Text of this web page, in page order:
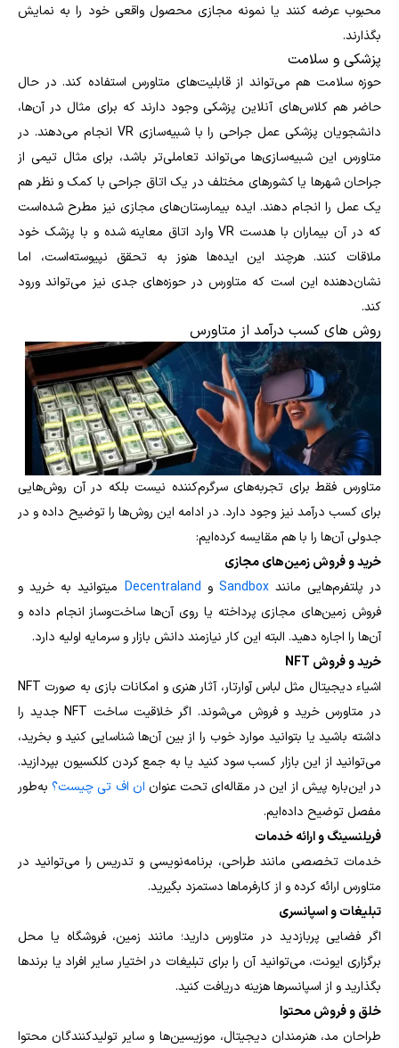
محبوب عرضه کنند یا نمونه مجازی محصول واقعی خود را به نمایش
بگذارند.
پزشکی و سلامت
حوزه سلامت هم می‌تواند از قابلیت‌های متاورس استفاده کند. در حال
حاضر هم کلاس‌های آنلاین پزشکی وجود دارند که برای مثال در آن‌ها،
دانشجویان پزشکی عمل جراحی را با شبیه‌سازی VR انجام می‌دهند. در
متاورس این شبیه‌سازی‌ها می‌تواند تعاملی‌تر باشد، برای مثال تیمی از
جراحان شهرها یا کشورهای مختلف در یک اتاق جراحی با کمک و نظر هم
یک عمل را انجام دهند. ایده بیمارستان‌های مجازی نیز مطرح شده‌است
که در آن بیماران با هدست VR وارد اتاق معاینه شده و با پزشک خود
ملاقات کنند. هرچند این ایده‌‎ها هنوز به تحقق نپیوسته‌است، اما
نشان‌‎دهنده این است که متاورس در حوزه‌های جدی نیز می‌تواند ورود
کند.
روش های کسب درآمد از متاورس
متاورس فقط برای تجربه‌های سرگرم‌کننده نیست بلکه در آن روش‌هایی
برای کسب درآمد نیز وجود دارد. در ادامه این روش‌ها را توضیح داده و در
جدولی آن‌ها را با هم مقایسه کرده‌ایم:
خرید و فروش زمین‌های مجازی
در پلتفرم‌هایی مانندSandbox و Decentraland
می‎توانید به خرید و
فروش زمین‌های مجازی پرداخته یا روی آن‌ها ساخت‌وساز انجام داده و
آن‌ها را اجاره دهید. البته این کار نیازمند دانش بازار و سرمایه اولیه دارد.
خرید و فروش NFT
اشیاء دیجیتال مثل لباس آوارتار، آثار هنری و امکانات بازی به صورت NFT
در متاورس خرید و فروش می‌شوند. اگر خلاقیت ساخت NFT جدید را
داشته باشید یا بتوانید موارد خوب را از بین آن‌ها شناسایی کنید و بخرید،
می‌توانید از این بازار کسب سود کنید یا به جمع کردن کلکسیون بپردازید.
در این‌باره پیش از این در مقاله‌ای تحت عنوان ان اف تی چیست؟ به‌طور
مفصل توضیح داده‌ایم.
فریلنسینگ و ارائه خدمات
خدمات تخصصی مانند طراحی، برنامه‌نویسی و تدریس را می‌توانید در
متاورس ارائه کرده و از کارفرماها دستمزد بگیرید.
تبلیغات و اسپانسری
اگر فضایی پربازدید در متاورس دارید؛ مانند زمین، فروشگاه یا محل
برگزاری ایونت، می‌توانید آن را برای تبلیغات در اختیار سایر افراد یا برندها
بگذارید و از اسپانسرها هزینه دریافت کنید.
خلق و فروش محتوا
طراحان مد، هنرمندان دیجیتال، موزیسین‌ها و سایر تولیدکنندگان محتوا